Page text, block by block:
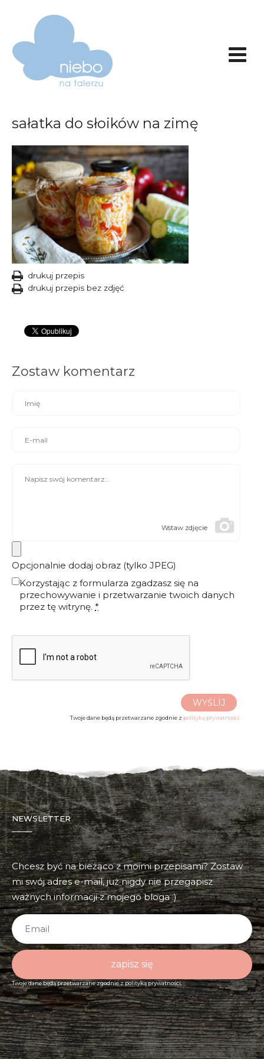
sałatka do słoików na zimę
drukuj przepis
drukuj przepis bez zdjęć
Zostaw komentarz
Wstaw zdjęcie
Opcjonalnie dodaj obraz (tylko JPEG)
Korzystając z formularza zgadzasz się na
przechowywanie i przetwarzanie twoich danych
przez tę witrynę. *
WYŚLIJ
Twoje dane będą przetwarzane zgodnie z polityką prywatności.
NEWSLETTER
Chcesz być na bieżąco z moimi przepisami? Zostaw
mi swój adres e-mail, już nigdy nie przegapisz
ważnych informacji z mojego bloga :)
zapisz się
Twoje dane będą przetwarzane zgodnie zpolityką prywatności.